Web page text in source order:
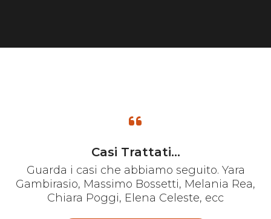
Casi Trattati...
Guarda i casi che abbiamo seguito. Yara
Gambirasio, Massimo Bossetti, Melania Rea,
Chiara Poggi, Elena Celeste, ecc